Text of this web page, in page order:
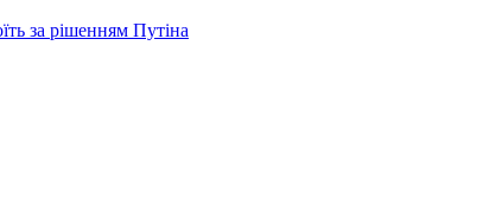
за рішенням Путіна